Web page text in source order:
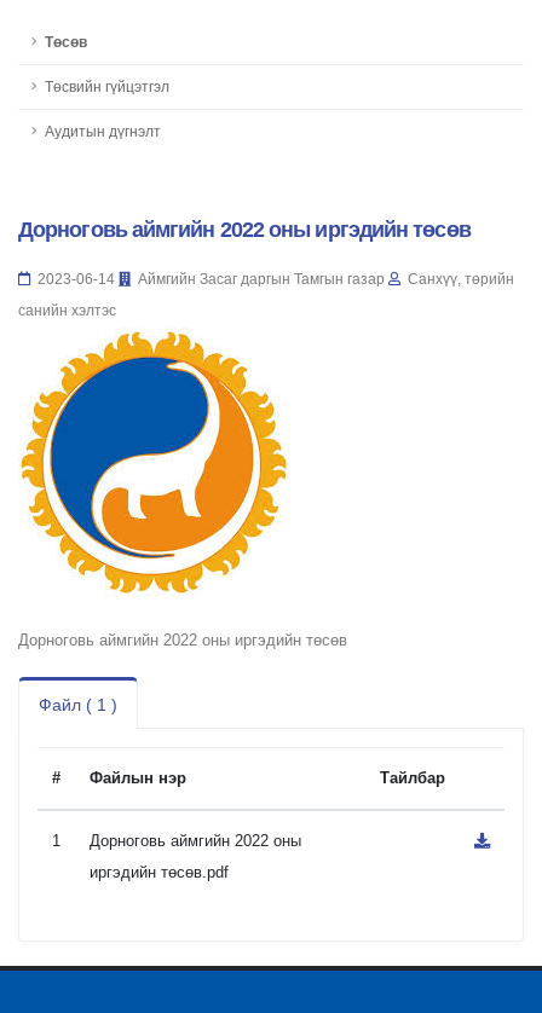
Төсөв
Төсвийн гүйцэтгэл
Аудитын дүгнэлт
Дорноговь аймгийн 2022 оны иргэдийн төсөв
2023-06-14 Аймгийн Засаг даргын Тамгын газар
Санхүү, төрийн
санийн хэлтэс
Дорноговь аймгийн 2022 оны иргэдийн төсөв
Файл ( 1 )
# Файлын нэр Тайлбар
1
Дорноговь аймгийн 2022 оны
иргэдийн төсөв.pdf